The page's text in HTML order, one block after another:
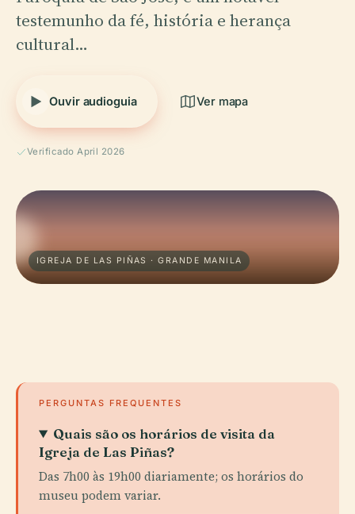
testemunho da fé, história e herança
cultural…
Ouvir audioguia Ver mapa
Verificado April 2026
IGREJA DE LAS PIÑAS · GRANDE MANILA
PERGUNTAS FREQUENTES
Quais são os horários de visita da
Igreja de Las Piñas?
Das 7h00 às 19h00 diariamente; os horários do
museu podem variar.